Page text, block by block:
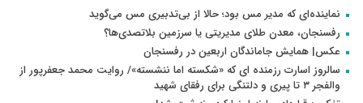
نماینده‌ای که مدیر مس بود؛ حالا از بی‌تدبیری مس می‌گوید
رفسنجان، معدن طلای مدیریتی یا سرزمین بلاتصدی‌ها؟
عکس| همایش جاماندگان اربعین در رفسنجان
سالروز اسارت رزمنده ای که «شکسته اما ننشسته»/ روایت محمد جعفرپور از
والفجر ۳ تا پیری و دلتنگی برای رفقای شهید